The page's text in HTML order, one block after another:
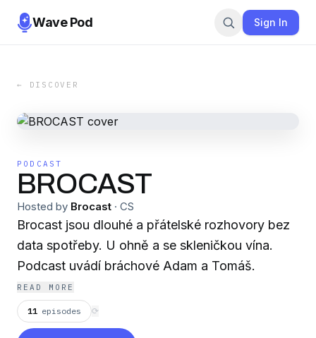
Wave Pod Sign In
← DISCOVER
PODCAST
BROCAST
Hosted by Brocast · CS
Brocast jsou dlouhé a přátelské rozhovory bez
data spotřeby. U ohně a se skleničkou vína.
Podcast uvádí bráchové Adam a Tomáš.
READ MORE
11 episodes ⟳